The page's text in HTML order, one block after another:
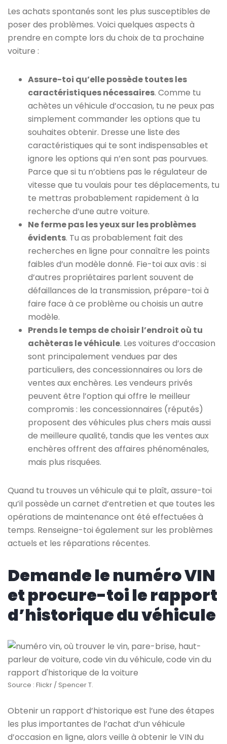
Les achats spontanés sont les plus susceptibles de
poser des problèmes. Voici quelques aspects à
prendre en compte lors du choix de ta prochaine
voiture :
Assure-toi qu’elle possède toutes les
caractéristiques nécessaires. Comme tu
achètes un véhicule d’occasion, tu ne peux pas
simplement commander les options que tu
souhaites obtenir. Dresse une liste des
caractéristiques qui te sont indispensables et
ignore les options qui n’en sont pas pourvues.
Parce que si tu n’obtiens pas le régulateur de
vitesse que tu voulais pour tes déplacements, tu
te mettras probablement rapidement à la
recherche d’une autre voiture.
Ne ferme pas les yeux sur les problèmes
évidents. Tu as probablement fait des
recherches en ligne pour connaître les points
faibles d’un modèle donné. Fie-toi aux avis : si
d’autres propriétaires parlent souvent de
défaillances de la transmission, prépare-toi à
faire face à ce problème ou choisis un autre
modèle.
Prends le temps de choisir l’endroit où tu
achèteras le véhicule. Les voitures d’occasion
sont principalement vendues par des
particuliers, des concessionnaires ou lors de
ventes aux enchères. Les vendeurs privés
peuvent être l’option qui offre le meilleur
compromis : les concessionnaires (réputés)
proposent des véhicules plus chers mais aussi
de meilleure qualité, tandis que les ventes aux
enchères offrent des affaires phénoménales,
mais plus risquées.
Quand tu trouves un véhicule qui te plaît, assure-toi
qu’il possède un carnet d’entretien et que toutes les
opérations de maintenance ont été effectuées à
temps. Renseigne-toi également sur les problèmes
actuels et les réparations récentes.
Demande le numéro VIN
et procure-toi le rapport
d’historique du véhicule
Source : Flickr / Spencer T.
Obtenir un rapport d’historique est l’une des étapes
les plus importantes de l’achat d’un véhicule
d’occasion en ligne, alors veille à obtenir le VIN du